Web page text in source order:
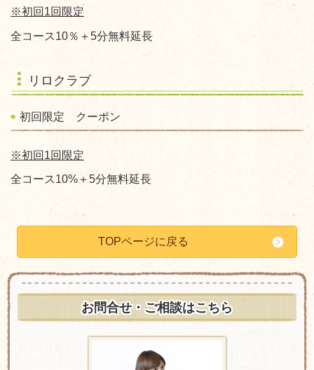
※初回1回限定
全コース10％＋5分無料延長
リロクラブ
初回限定 クーポン
※初回1回限定
全コース10%＋5分無料延長
TOPページに戻る
お問合せ・ご相談はこちら